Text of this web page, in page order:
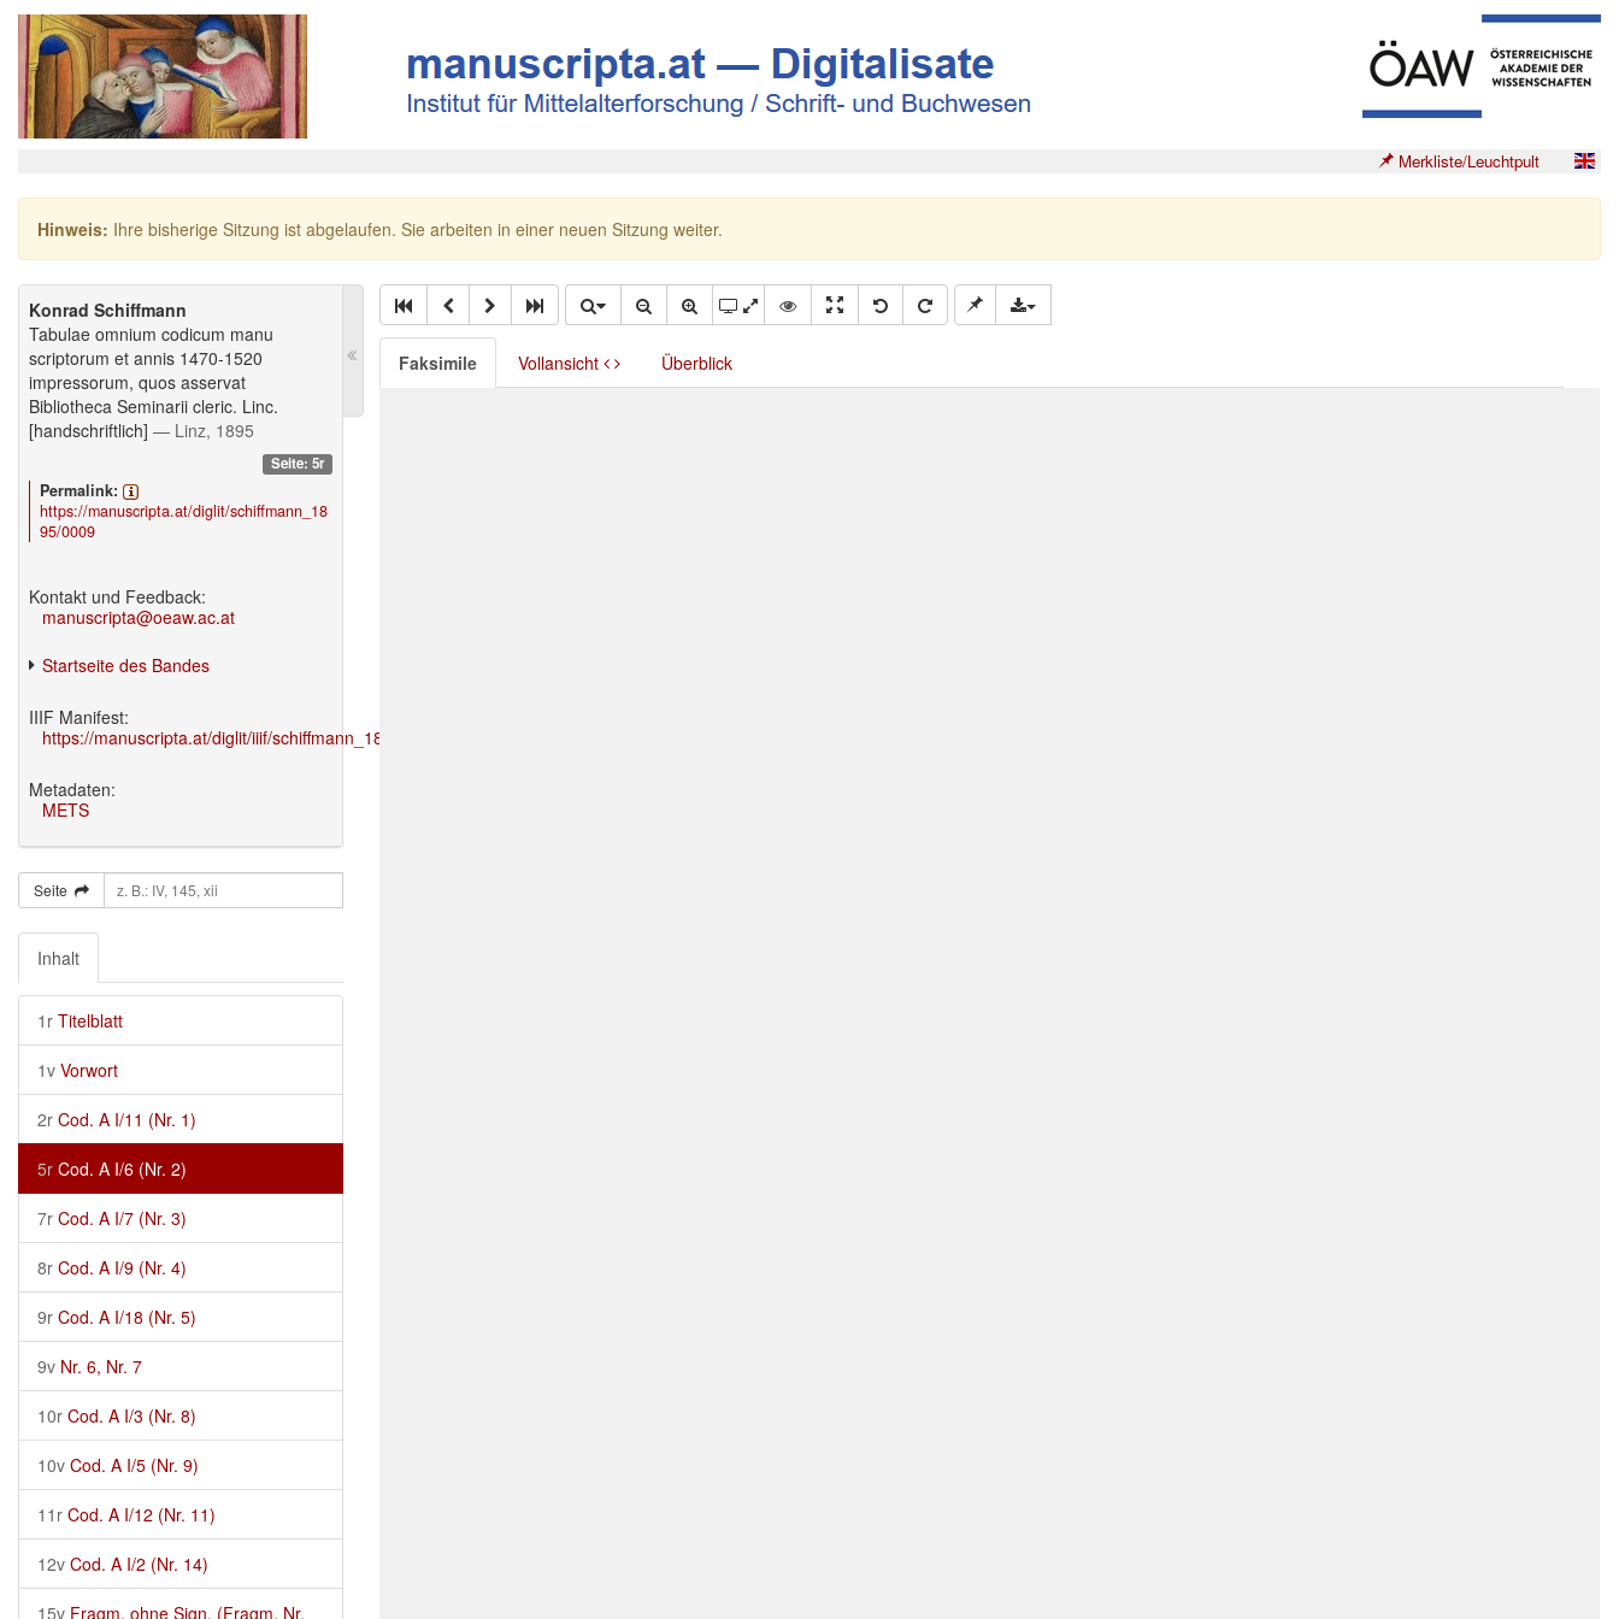
Merkliste/Leuchtpult
Hinweis: Ihre bisherige Sitzung ist abgelaufen. Sie arbeiten in einer neuen Sitzung weiter.
Konrad Schiffmann
Tabulae omnium codicum manu
scriptorum et annis 1470-1520
impressorum, quos asservat
Bibliotheca Seminarii cleric. Linc.
[handschriftlich] — Linz, 1895
Seite: 5r
Permalink:
https://manuscripta.at/diglit/schiffmann_18
95/0009
Kontakt und Feedback:
manuscripta@oeaw.ac.at
Startseite des Bandes
IIIF Manifest:
https://manuscripta.at/diglit/iiif/schiffmann_1895/manifest.json
Metadaten:
METS
Seite
Inhalt
1r Titelblatt
1v Vorwort
2r Cod. A I/11 (Nr. 1)
5r Cod. A I/6 (Nr. 2)
7r Cod. A I/7 (Nr. 3)
8r Cod. A I/9 (Nr. 4)
9r Cod. A I/18 (Nr. 5)
9v Nr. 6, Nr. 7
10r Cod. A I/3 (Nr. 8)
10v Cod. A I/5 (Nr. 9)
11r Cod. A I/12 (Nr. 11)
12v Cod. A I/2 (Nr. 14)
15v Fragm. ohne Sign. (Fragm. Nr.
Faksimile Vollansicht Überblick